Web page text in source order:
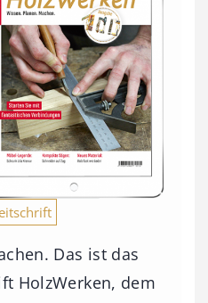
Das ist das
HolzWerken, dem